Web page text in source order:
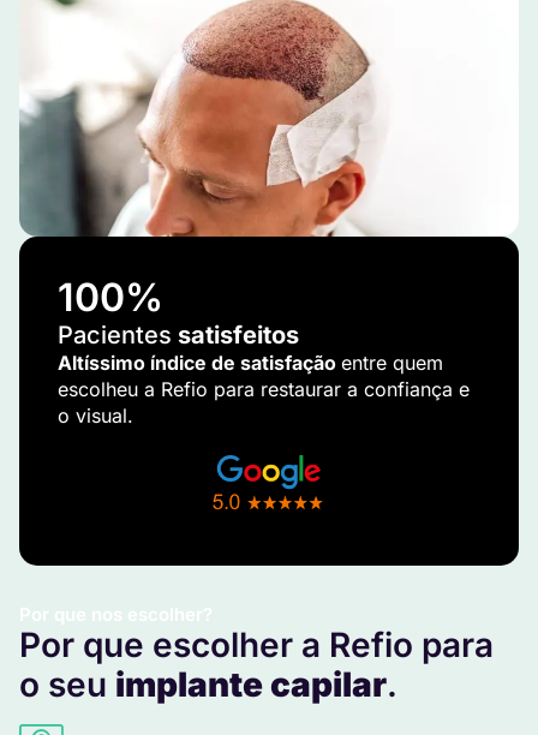
Por que nos escolher?
Por que escolher a Refio para
o seu implante capilar.
100%
Pacientes satisfeitos
Altíssimo índice de satisfação entre quem
escolheu a Refio para restaurar a confiança e
o visual.